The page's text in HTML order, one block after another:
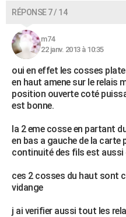
RÉPONSE 7 / 14
m74
22 janv. 2013 à 10:35
oui en effet les cosses
en haut amene sur le relais
position ouverte coté
est bonne.
la 2 eme cosse en partant
en bas a gauche de la carte
continuité des fils est aussi
ces 2 cosses du haut sont
vidange
j ai verifier aussi tout les